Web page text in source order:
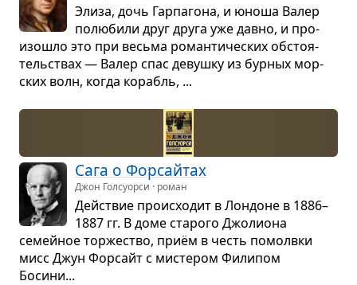
Элиза, дочь Гар­па­гона, и юноша Валер
полю­били друг друга уже давно, и про­
изо­шло это при весьма роман­ти­че­ских обсто­я­
тель­ствах — Валер спас девушку из бур­ных мор­
ских волн, когда корабль, ...
Сага о Фор­сайтах
Джон Голсуорси · роман
Действие про­ис­хо­дит в Лон­доне в 1886–
1887 гг. В доме ста­рого Джо­ли­она
семейное тор­же­ство, приём в честь помолвки
мисс Джун Фор­сайт с мисте­ром Фили­пом
Босини...